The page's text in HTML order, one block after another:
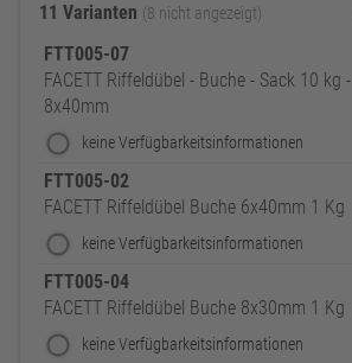
11 Varianten (8 nicht angezeigt)
FTT005-07
FACETT Riffeldübel - Buche - Sack 10 kg -
8x40mm
keine Verfügbarkeitsinformationen
FTT005-02
FACETT Riffeldübel Buche 6x40mm 1 Kg
keine Verfügbarkeitsinformationen
FTT005-04
FACETT Riffeldübel Buche 8x30mm 1 Kg
keine Verfügbarkeitsinformationen